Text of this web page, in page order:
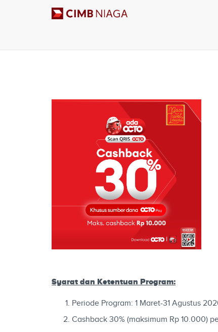
Syarat dan Ketentuan Program:
Periode Program: 1 Maret-31 Agustus
Cashback 30% (maksimum Rp 10.000)